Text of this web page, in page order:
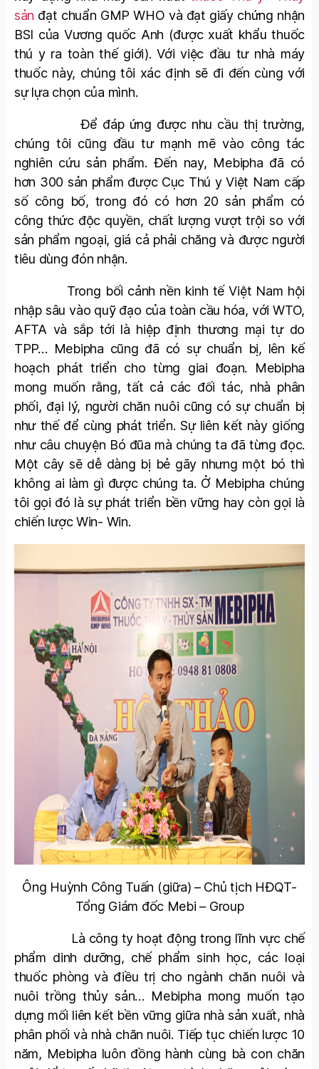
sản đạt chuẩn GMP WHO và đạt giấy chứng nhận
BSI của Vương quốc Anh (được xuất khẩu thuốc
thú y ra toàn thế giới). Với việc đầu tư nhà máy
thuốc này, chúng tôi xác định sẽ đi đến cùng với
sự lựa chọn của mình.
Để đáp ứng được nhu cầu thị trường,
chúng tôi cũng đầu tư mạnh mẽ vào công tác
nghiên cứu sản phẩm. Đến nay, Mebipha đã có
hơn 300 sản phẩm được Cục Thú y Việt Nam cấp
số công bố, trong đó có hơn 20 sản phẩm có
công thức độc quyền, chất lượng vượt trội so với
sản phẩm ngoại, giá cả phải chăng và được người
tiêu dùng đón nhận.
Trong bối cảnh nền kinh tế Việt Nam hội
nhập sâu vào quỹ đạo của toàn cầu hóa, với WTO,
AFTA và sắp tới là hiệp định thương mại tự do
TPP… Mebipha cũng đã có sự chuẩn bị, lên kế
hoạch phát triển cho từng giai đoạn. Mebipha
mong muốn rằng, tất cả các đối tác, nhà phân
phối, đại lý, người chăn nuôi cũng có sự chuẩn bị
như thế để cùng phát triển. Sự liên kết này giống
như câu chuyện Bó đũa mà chúng ta đã từng đọc.
Một cây sẽ dễ dàng bị bẻ gãy nhưng một bó thì
không ai làm gì được chúng ta. Ở Mebipha chúng
tôi gọi đó là sự phát triển bền vững hay còn gọi là
chiến lược Win- Win.
Ông Huỳnh Công Tuấn (giữa) – Chủ tịch HĐQT-
Tổng Giám đốc Mebi – Group
Là công ty hoạt động trong lĩnh vực chế
phẩm dinh dưỡng, chế phẩm sinh học, các loại
thuốc phòng và điều trị cho ngành chăn nuôi và
nuôi trồng thủy sản… Mebipha mong muốn tạo
dựng mối liên kết bền vững giữa nhà sản xuất, nhà
phân phối và nhà chăn nuôi. Tiếp tục chiến lược 10
năm, Mebipha luôn đồng hành cùng bà con chăn